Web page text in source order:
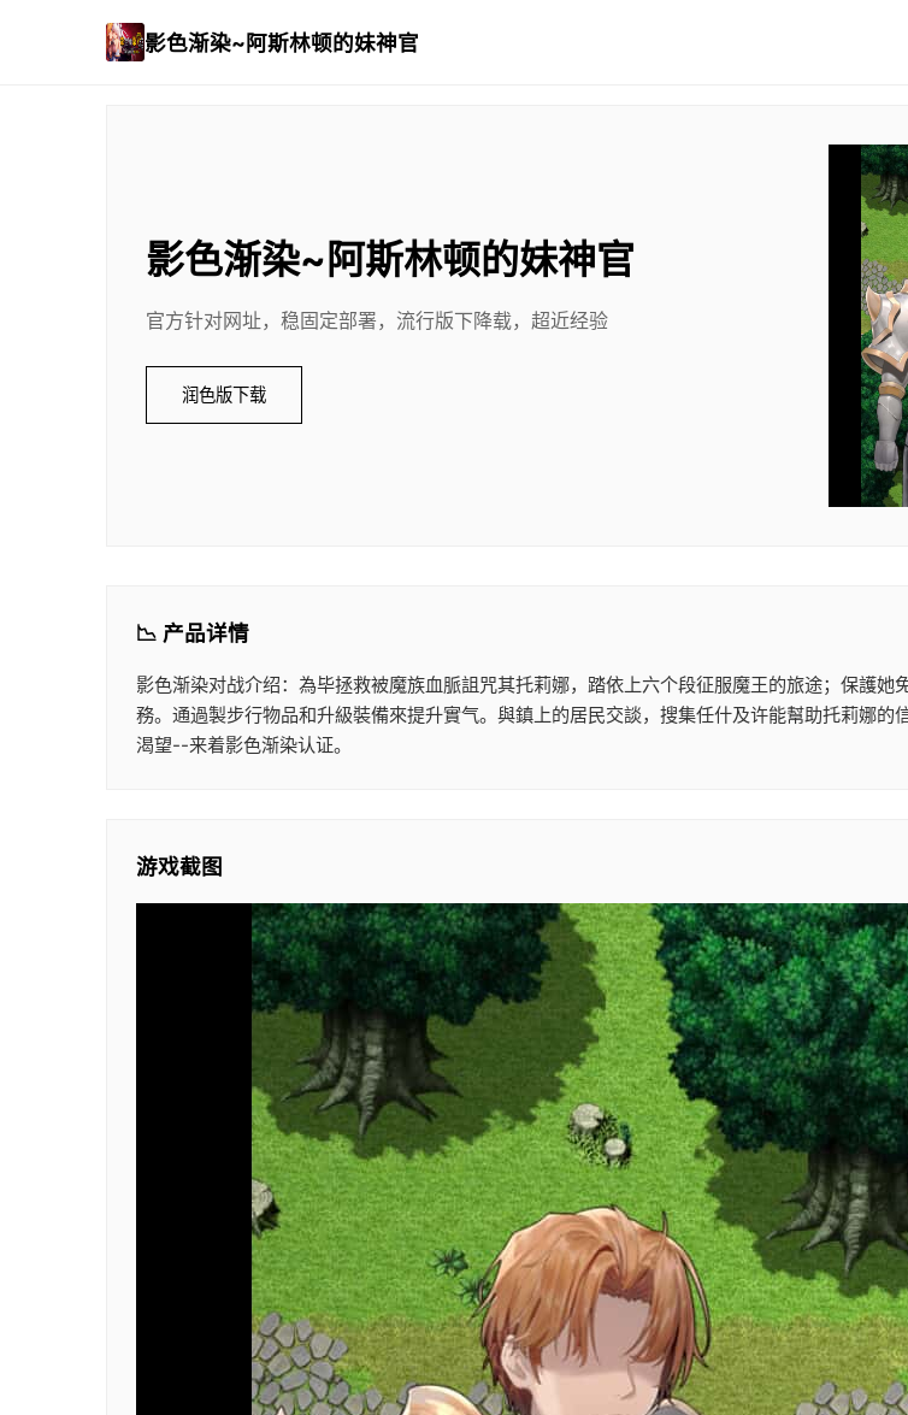
影色渐染~阿斯林顿的妹神官
影色渐染~阿斯林顿的妹神官
官方针对网址，稳固定部署，流行版下降载，超近经验
润色版下载
📉 产品详情
影色渐染对战介绍：為毕拯救被魔族血脈詛咒其托莉娜，踏依上六个段征服魔王的旅途；保護
務。通過製步行物品和升級裝備來提升實气。與鎮上的居民交談，搜集任什及许能幫助托莉娜
渴望--来着影色渐染认证。
游戏截图